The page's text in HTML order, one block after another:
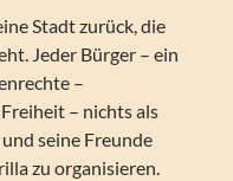
Stadt zurück, die
Jeder Bürger – ein
–
– nichts als
seine Freunde
zu organisieren.